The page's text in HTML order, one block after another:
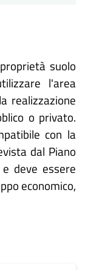
suolo
l'area
realizzazione
o privato.
con la
dal Piano
deve essere
economico,